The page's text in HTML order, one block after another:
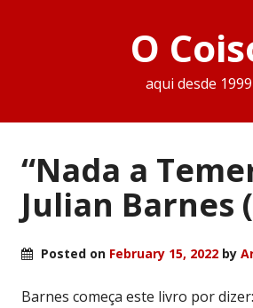
O
aqui desde 1999
“Nada a
Julian Barnes
Posted on February 15, 2022 by
Barnes começa este livro por dizer: